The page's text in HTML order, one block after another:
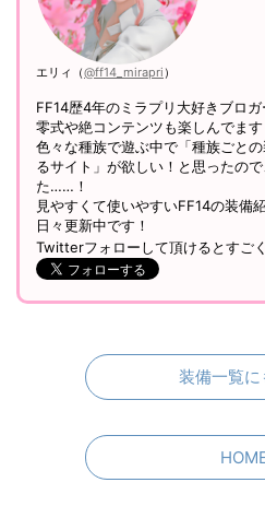
エリィ（@ff14_mirapri）
FF14歴4年のミラプリ大好きブロガ
零式や絶コンテンツも楽しんでます
色々な種族で遊ぶ中で「種族ごと
るサイト」が欲しい！と思ったの
た……！
見やすくて使いやすいFF14の装備
日々更新中です！
Twitterフォローして頂けるとすご
装備一覧に